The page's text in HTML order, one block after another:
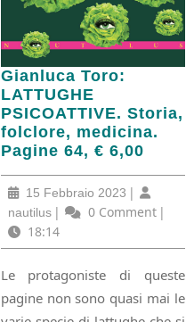
Gianluca Toro:
LATTUGHE
PSICOATTIVE. Storia,
folclore, medicina.
Pagine 64, € 6,00
Gianluca
Toro:
LATTUGHE
PSICOATTIVE.
Storia,
medicina.
Pagine
64,
€
15 Febbraio 202315
Febbraio
|
nautilusnautilus
| 0 Comment |
18:14
Le protagoniste di queste
pagine non sono quasi mai le